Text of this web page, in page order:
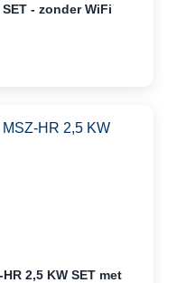
- zonder WiFi
2,5 KW SET met